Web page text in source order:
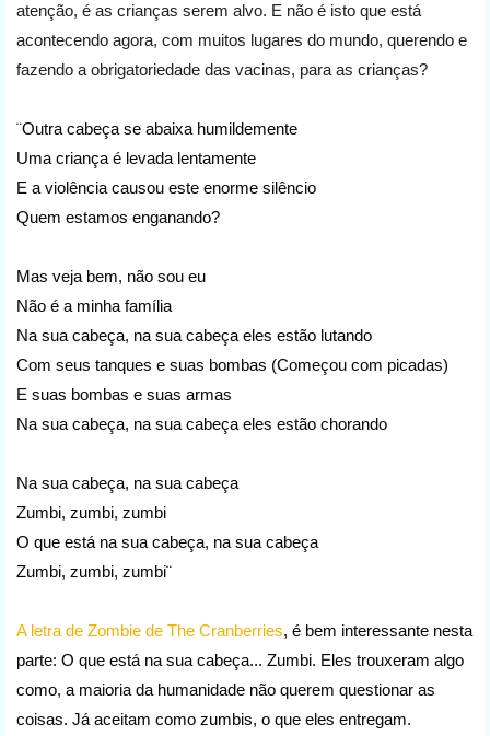
atenção, é as crianças serem alvo. E não é isto que está
acontecendo agora, com muitos lugares do mundo, querendo e
fazendo a obrigatoriedade das vacinas, para as crianças?
¨Outra cabeça se abaixa humildemente
Uma criança é levada lentamente
E a violência causou este enorme silêncio
Quem estamos enganando?
Mas veja bem, não sou eu
Não é a minha família
Na sua cabeça, na sua cabeça eles estão lutando
Com seus tanques e suas bombas (Começou com picadas)
E suas bombas e suas armas
Na sua cabeça, na sua cabeça eles estão chorando
Na sua cabeça, na sua cabeça
Zumbi, zumbi, zumbi
O que está na sua cabeça, na sua cabeça
Zumbi, zumbi, zumbi¨
A letra de Zombie de The Cranberries, é bem interessante nesta
parte: O que está na sua cabeça... Zumbi. Eles trouxeram algo
como, a maioria da humanidade não querem questionar as
coisas. Já aceitam como zumbis, o que eles entregam.